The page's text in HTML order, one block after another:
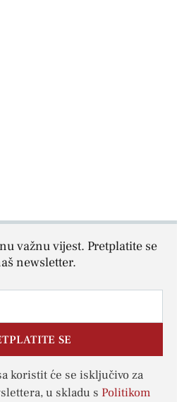
važnu vijest. Pretplatite se
newsletter.
SE
koristit će se isključivo za
u skladu s Politikom